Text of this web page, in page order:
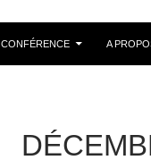
CONFÉRENCE
A